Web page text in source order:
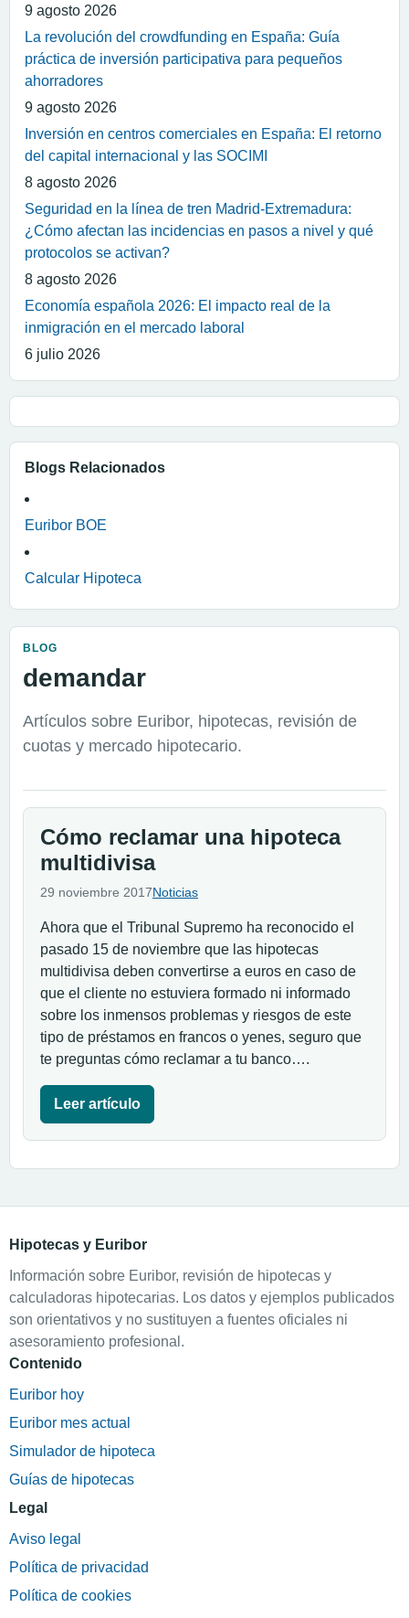
9 agosto 2026
La revolución del crowdfunding en España: Guía
práctica de inversión participativa para pequeños
ahorradores
9 agosto 2026
Inversión en centros comerciales en España: El retorno
del capital internacional y las SOCIMI
8 agosto 2026
Seguridad en la línea de tren Madrid-Extremadura:
¿Cómo afectan las incidencias en pasos a nivel y qué
protocolos se activan?
8 agosto 2026
Economía española 2026: El impacto real de la
inmigración en el mercado laboral
6 julio 2026
Blogs Relacionados
Euribor BOE
Calcular Hipoteca
BLOG
demandar
Artículos sobre Euribor, hipotecas, revisión de
cuotas y mercado hipotecario.
Cómo reclamar una hipoteca
multidivisa
29 noviembre 2017Noticias
Ahora que el Tribunal Supremo ha reconocido el
pasado 15 de noviembre que las hipotecas
multidivisa deben convertirse a euros en caso de
que el cliente no estuviera formado ni informado
sobre los inmensos problemas y riesgos de este
tipo de préstamos en francos o yenes, seguro que
te preguntas cómo reclamar a tu banco….
Leer artículo
Hipotecas y Euribor
Información sobre Euribor, revisión de hipotecas y
calculadoras hipotecarias. Los datos y ejemplos publicados
son orientativos y no sustituyen a fuentes oficiales ni
asesoramiento profesional.
Contenido
Euribor hoy
Euribor mes actual
Simulador de hipoteca
Guías de hipotecas
Legal
Aviso legal
Política de privacidad
Política de cookies